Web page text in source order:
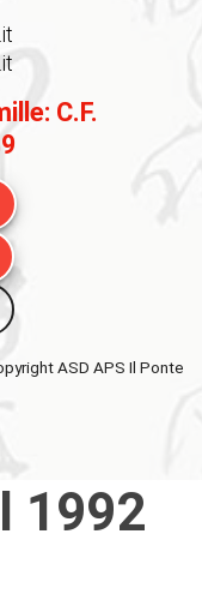
C.F.
ASD APS Il Ponte
1992